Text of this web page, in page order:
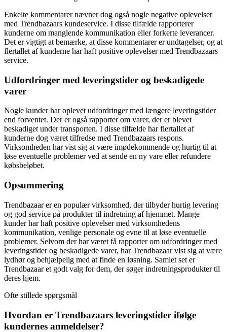
Enkelte kommentarer nævner dog også nogle negative oplevelser
med Trendbazaars kundeservice. I disse tilfælde rapporterer
kunderne om manglende kommunikation eller forkerte leverancer.
Det er vigtigt at bemærke, at disse kommentarer er undtagelser, og at
flertallet af kunderne har haft positive oplevelser med Trendbazaars
service.
Udfordringer med leveringstider og beskadigede
varer
Nogle kunder har oplevet udfordringer med længere leveringstider
end forventet. Der er også rapporter om varer, der er blevet
beskadiget under transporten. I disse tilfælde har flertallet af
kunderne dog været tilfredse med Trendbazaars respons.
Virksomheden har vist sig at være imødekommende og hurtig til at
løse eventuelle problemer ved at sende en ny vare eller refundere
købsbeløbet.
Opsummering
Trendbazaar er en populær virksomhed, der tilbyder hurtig levering
og god service på produkter til indretning af hjemmet. Mange
kunder har haft positive oplevelser med virksomhedens
kommunikation, venlige personale og evne til at løse eventuelle
problemer. Selvom der har været få rapporter om udfordringer med
leveringstider og beskadigede varer, har Trendbazaar vist sig at være
lydhør og behjælpelig med at finde en løsning. Samlet set er
Trendbazaar et godt valg for dem, der søger indretningsprodukter til
deres hjem.
Ofte stillede spørgsmål
Hvordan er Trendbazaars leveringstider ifølge
kundernes anmeldelser?